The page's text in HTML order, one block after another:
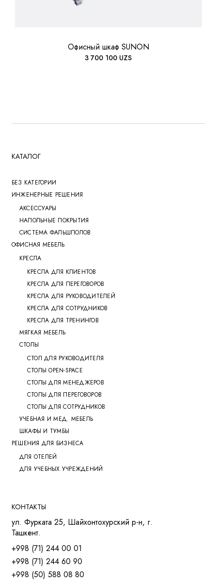
Офисный шкаф SUNON
3 700 100 UZS
КАТАЛОГ
БЕЗ КАТЕГОРИИ
ИНЖЕНЕРНЫЕ РЕШЕНИЯ
АКСЕССУАРЫ
НАПОЛЬНЫЕ ПОКРЫТИЯ
СИСТЕМА ФАЛЬШПОЛОВ
ОФИСНАЯ МЕБЕЛЬ
КРЕСЛА
КРЕСЛА ДЛЯ КЛИЕНТОВ
КРЕСЛА ДЛЯ ПЕРЕГОВОРОВ
КРЕСЛА ДЛЯ РУКОВОДИТЕЛЕЙ
КРЕСЛА ДЛЯ СОТРУДНИКОВ
КРЕСЛА ДЛЯ ТРЕНИНГОВ
МЯГКАЯ МЕБЕЛЬ
СТОЛЫ
СТОЛ ДЛЯ РУКОВОДИТЕЛЯ
СТОЛЫ OPEN-SPACE
СТОЛЫ ДЛЯ МЕНЕДЖЕРОВ
СТОЛЫ ДЛЯ ПЕРЕГОВОРОВ
СТОЛЫ ДЛЯ СОТРУДНИКОВ
УЧЕБНАЯ И МЕД. МЕБЕЛЬ
ШКАФЫ И ТУМБЫ
РЕШЕНИЯ ДЛЯ БИЗНЕСА
ДЛЯ ОТЕЛЕЙ
ДЛЯ УЧЕБНЫХ УЧРЕЖДЕНИЙ
КОНТАКТЫ
ул. Фурката 25, Шайхонтохурский р-н, г.
Ташкент.
+998 (71) 244 00 01
+998 (71) 244 60 90
+998 (50) 588 08 80